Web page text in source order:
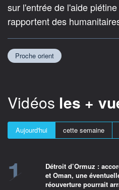
sur l'entrée de l'aide
rapportent des
Proche orient
Vidéos les +
Aujourd'hui cette semaine
1
Détroit d’Ormuz :
et Oman, une
réouverture pourrait